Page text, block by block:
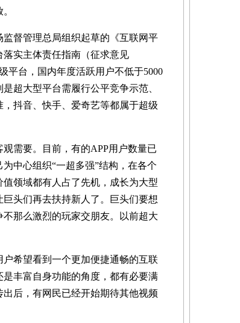
督管理总局组织起草的《互联网平
实主体责任指南（征求意见
平台，国内年度活跃用户不低于5000
超大型平台需履行公平竞争示范、
抖音、快手、爱奇艺等都属于超级
需要。目前，有的APP用户数量已
中心组织“一超多强”结构，在各个
领域都有人占了先机，成长为大型
头们再去扶持新人了。巨头们要想
那么激烈的玩家交朋友。以前超大
希望看到一个更加便捷通畅的互联
丰富自身功能的角度，都有必要满
后，有网民已经开始期待其他视频